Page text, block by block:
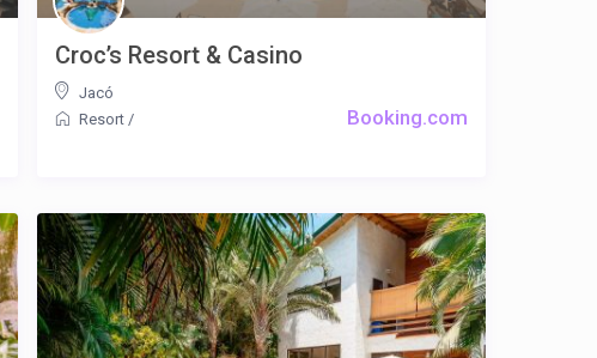
Booking.com
Croc’s Resort & Casino
Jacó
Resort/